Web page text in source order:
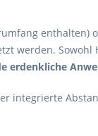
werden.
erdenkliche
integrierte